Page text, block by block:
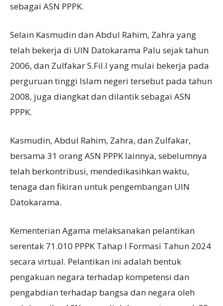
sebagai ASN PPPK.
Selain Kasmudin dan Abdul Rahim, Zahra yang
telah bekerja di UIN Datokarama Palu sejak tahun
2006, dan Zulfakar S.Fil.I yang mulai bekerja pada
perguruan tinggi Islam negeri tersebut pada tahun
2008, juga diangkat dan dilantik sebagai ASN
PPPK.
Kasmudin, Abdul Rahim, Zahra, dan Zulfakar,
bersama 31 orang ASN PPPK lainnya, sebelumnya
telah berkontribusi, mendedikasihkan waktu,
tenaga dan fikiran untuk pengembangan UIN
Datokarama.
Kementerian Agama melaksanakan pelantikan
serentak 71.010 PPPK Tahap I Formasi Tahun 2024
secara virtual. Pelantikan ini adalah bentuk
pengakuan negara terhadap kompetensi dan
pengabdian terhadap bangsa dan negara oleh